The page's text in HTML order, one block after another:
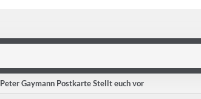
Peter Gaymann Postkarte Stellt euch vor